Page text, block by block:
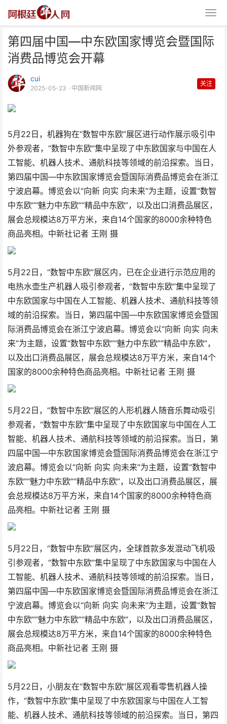
第四届中国—中东欧国家博览会暨国际
消费品博览会开幕
cui
2025-05-23 · 中国新闻网
关注
5月22日，机器狗在“数智中东欧”展区进行动作展示吸引中
外参观者，“数智中东欧”集中呈现了中东欧国家与中国在人
工智能、机器人技术、通航科技等领域的前沿探索。当日，
第四届中国—中东欧国家博览会暨国际消费品博览会在浙江
宁波启幕。博览会以“向新 向实 向未来”为主题，设置“数智
中东欧”“魅力中东欧”“精品中东欧”，以及出口消费品展区，
展会总规模达8万平方米，来自14个国家的8000余种特色
商品亮相。中新社记者 王刚 摄
5月22日，“数智中东欧”展区内，已在企业进行示范应用的
电热水壶生产机器人吸引参观者，“数智中东欧”集中呈现了
中东欧国家与中国在人工智能、机器人技术、通航科技等领
域的前沿探索。当日，第四届中国—中东欧国家博览会暨国
际消费品博览会在浙江宁波启幕。博览会以“向新 向实 向未
来”为主题，设置“数智中东欧”“魅力中东欧”“精品中东欧”，
以及出口消费品展区，展会总规模达8万平方米，来自14个
国家的8000余种特色商品亮相。中新社记者 王刚 摄
5月22日，“数智中东欧”展区的人形机器人随音乐舞动吸引
参观者，“数智中东欧”集中呈现了中东欧国家与中国在人工
智能、机器人技术、通航科技等领域的前沿探索。当日，第
四届中国—中东欧国家博览会暨国际消费品博览会在浙江宁
波启幕。博览会以“向新 向实 向未来”为主题，设置“数智中
东欧”“魅力中东欧”“精品中东欧”，以及出口消费品展区，展
会总规模达8万平方米，来自14个国家的8000余种特色商
品亮相。中新社记者 王刚 摄
5月22日，“数智中东欧”展区内，全球首款多发混动飞机吸
引参观者，“数智中东欧”集中呈现了中东欧国家与中国在人
工智能、机器人技术、通航科技等领域的前沿探索。当日，
第四届中国—中东欧国家博览会暨国际消费品博览会在浙江
宁波启幕。博览会以“向新 向实 向未来”为主题，设置“数智
中东欧”“魅力中东欧”“精品中东欧”，以及出口消费品展区，
展会总规模达8万平方米，来自14个国家的8000余种特色
商品亮相。中新社记者 王刚 摄
5月22日，小朋友在“数智中东欧”展区观看零售机器人操
作，“数智中东欧”集中呈现了中东欧国家与中国在人工智
能、机器人技术、通航科技等领域的前沿探索。当日，第四
第四届中国—中东欧国家博览会暨
国际消费品博览会开幕